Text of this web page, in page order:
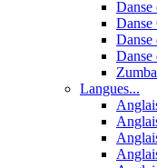
Danse
Danse
Danse
Danse
Zumba
Langues...